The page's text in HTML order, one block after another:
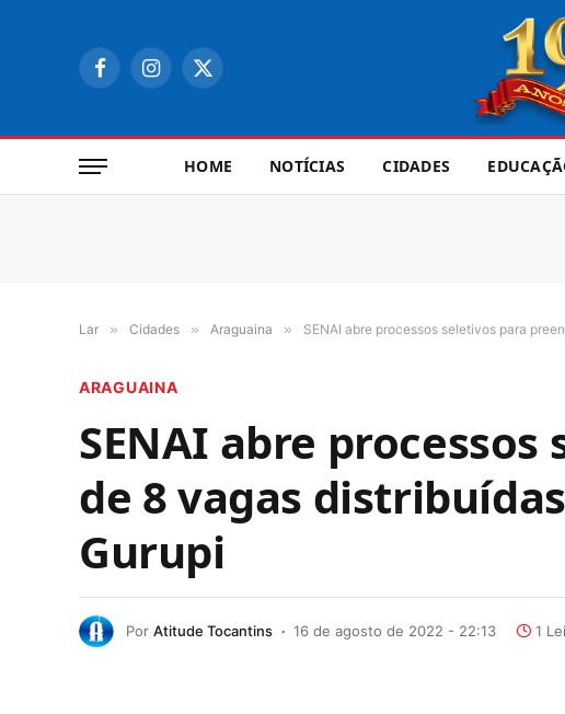
FacebookInstagram
X
HOME NOTÍCIAS CIDADES
Lar » Cidades » Araguaina » SENAI abre processos seletivos para
ARAGUAINA
SENAI abre
de 8 vagas
Gurupi
Por Atitude Tocantins 16 de agosto de 2022 - 22:13 1